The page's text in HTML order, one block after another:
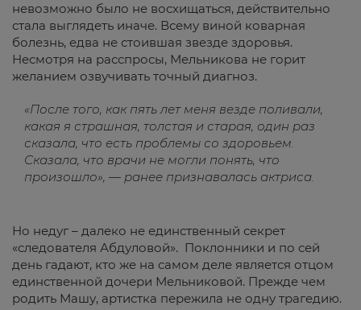
невозможно было не восхищаться, действительно
стала выглядеть иначе. Всему виной коварная
болезнь, едва не стоившая звезде здоровья.
Несмотря на расспросы, Мельникова не горит
желанием озвучивать точный диагноз.
«После того, как пять лет меня везде поливали,
какая я страшная, толстая и старая, один раз
сказала, что есть проблемы со здоровьем.
Сказала, что врачи не могли понять, что
произошло», — ранее признавалась актриса.
Но недуг – далеко не единственный секрет
«следователя Абдуловой». Поклонники и по сей
день гадают, кто же на самом деле является отцом
единственной дочери Мельниковой. Прежде чем
родить Машу, артистка пережила не одну трагедию.